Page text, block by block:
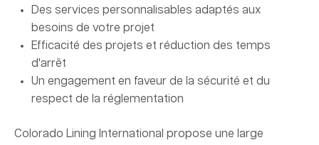
Des services personnalisables adaptés aux
besoins de votre projet
Efficacité des projets et réduction des temps
d'arrêt
Un engagement en faveur de la sécurité et du
respect de la réglementation
Colorado Lining International propose une large